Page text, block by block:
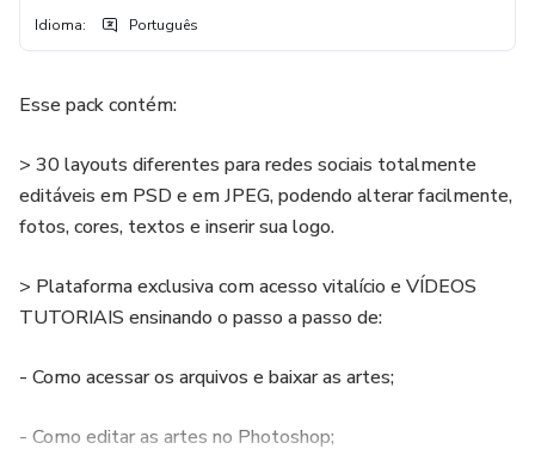
Idioma: Português
Esse pack contém:
> 30 layouts diferentes para redes sociais totalmente
editáveis em PSD e em JPEG, podendo alterar facilmente,
fotos, cores, textos e inserir sua logo.
> Plataforma exclusiva com acesso vitalício e VÍDEOS
TUTORIAIS ensinando o passo a passo de:
- Como acessar os arquivos e baixar as artes;
- Como editar as artes no Photoshop;